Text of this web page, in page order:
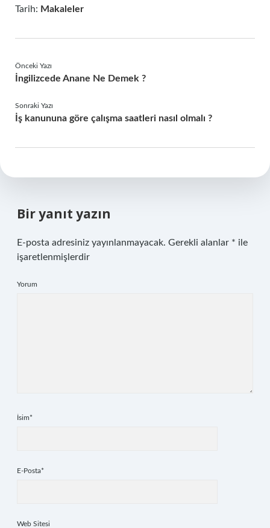
Tarih: Makaleler
Önceki Yazı
İngilizcede Anane Ne Demek ?
Sonraki Yazı
İş kanununa göre çalışma saatleri nasıl olmalı ?
Bir yanıt yazın
E-posta adresiniz yayınlanmayacak. Gerekli alanlar * ile
işaretlenmişlerdir
Yorum
İsim*
E-Posta*
Web Sitesi